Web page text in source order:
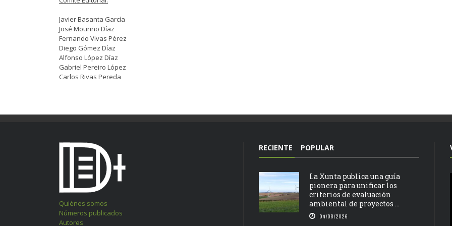
Javier Basanta García
José Mouriño Díaz
Fernando Vivas Pérez
Diego Gómez Díaz
Alfonso López Díaz
Gabriel Pereiro López
Carlos Rivas Pereda
Quiénes somos
Números publicados
Autores
RECIENTE POPULAR
La Xunta publica una guía
pionera para unificar los
criterios de evaluación
ambiental de proyectos ...
04/08/2026